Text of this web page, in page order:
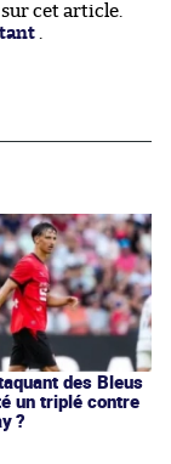
cet article.
des Bleus
un triplé contre
?